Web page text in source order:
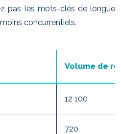
pas les mots-clés de longue
concurrentiels.
Volume de
12 100
720